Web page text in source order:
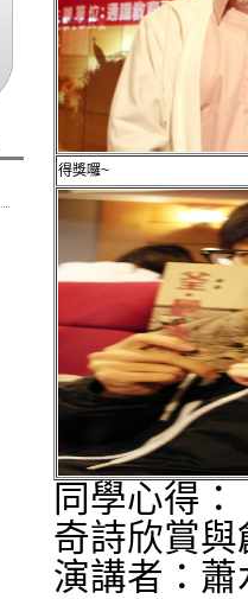
得獎囉~
同學心得：
奇詩欣賞與
演講者： 蕭